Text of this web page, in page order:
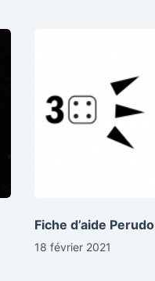
Fiche d’aide Perudo
18 février 2021